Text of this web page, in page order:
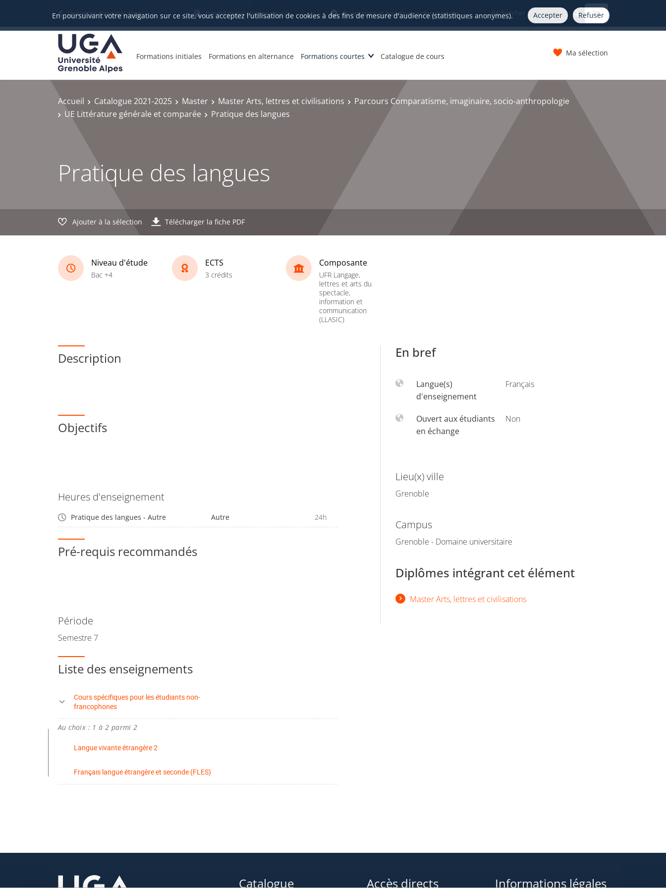
En poursuivant votre navigation sur ce site, vous acceptez l'utilisation de cookies à des fins de mesure d'audience (statistiques anonymes). Accepter Refuser
Université Grenoble Alpes Candidatures et inscriptions Orientation et insertion professionnelle FR
Formations initiales Formations en alternance Formations courtes Catalogue de cours Ma sélection
Accueil Catalogue 2021-2025 Master Master Arts, lettres et civilisations
Parcours Comparatisme, imaginaire, socio-anthropologie
UE Littérature générale et comparée
Pratique des langues
Pratique des langues
Ajouter à la sélection Télécharger la fiche PDF
Niveau d'étude
Bac +4
ECTS
3 crédits
Composante
UFR Langage,
lettres et arts du
spectacle,
information et
communication
(LLASIC)
Description
Objectifs
Heures d'enseignement
Pratique des langues - Autre Autre 24h
Pré-requis recommandés
Période
Semestre 7
Liste des enseignements
Cours spécifiques pour les étudiants non-
francophones
Au choix : 1 à 2 parmi 2
Langue vivante étrangère 2
Français langue étrangère et seconde (FLES)
En bref
Langue(s)
d'enseignement
Français
Ouvert aux étudiants
en échange
Non
Lieu(x) ville
Grenoble
Campus
Grenoble - Domaine universitaire
Diplômes intégrant cet élément
Master Arts, lettres et civilisations
Catalogue Accès directs Informations légales